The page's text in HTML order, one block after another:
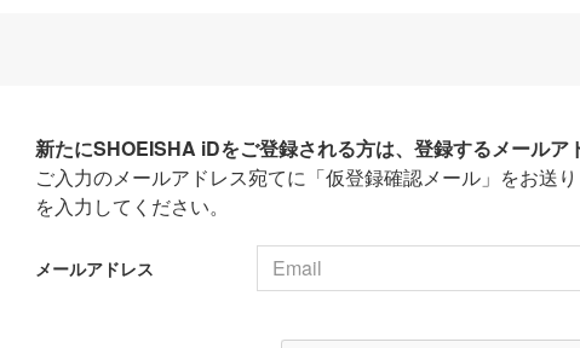
新たにSHOEISHA iDをご登録される方は、登録するメールア
ご入力のメールアドレス宛てに「仮登録確認メール」をお送
を入力してください。
メールアドレス